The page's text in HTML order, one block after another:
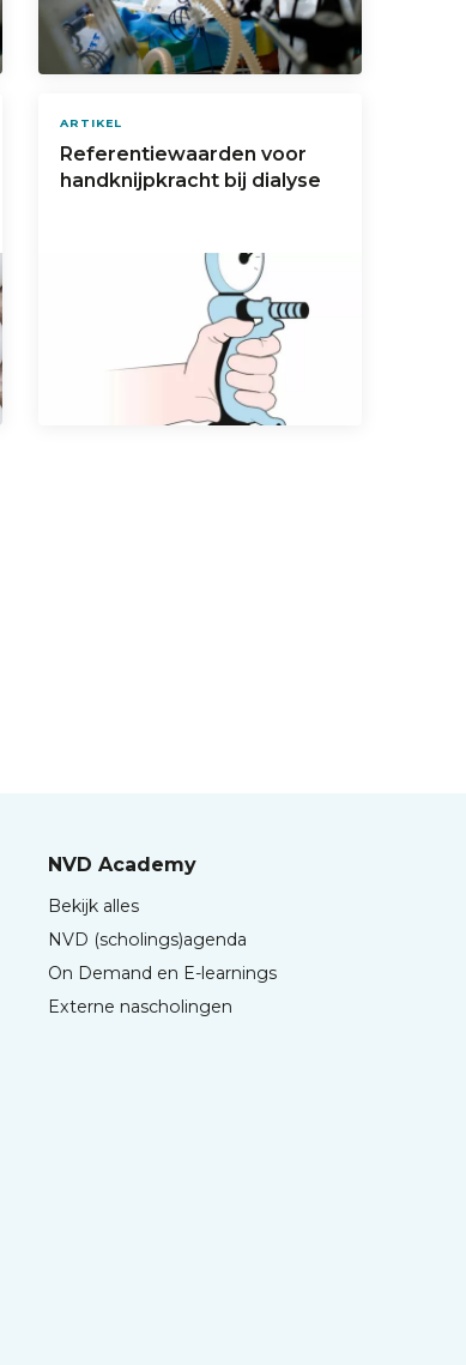
ARTIKEL
Referentiewaarden voor
handknijpkracht bij dialyse
NVD Academy
Bekijk alles
NVD (scholings)agenda
On Demand en E-learnings
Externe nascholingen